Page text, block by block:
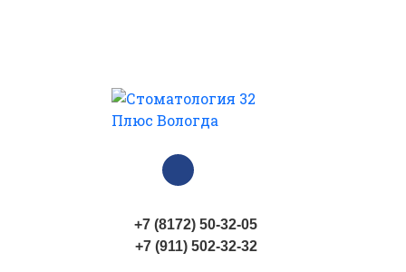
+7 (8172) 50-32-05
+7 (911) 502-32-32